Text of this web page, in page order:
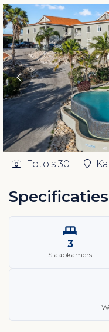
Foto's 30
Specificaties
3
Slaapkamers